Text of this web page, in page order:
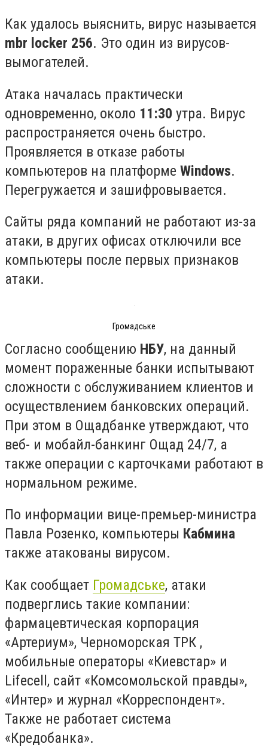
Как удалось выяснить, вирус называется
mbr locker 256. Это один из вирусов-
вымогателей.
Атака началась практически
одновременно, около 11:30 утра. Вирус
распространяется очень быстро.
Проявляется в отказе работы
компьютеров на платформе Windows.
Перегружается и зашифровывается.
Сайты ряда компаний не работают из-за
атаки, в других офисах отключили все
компьютеры после первых признаков
атаки.
Громадське
Согласно сообщению НБУ, на данный
момент пораженные банки испытывают
сложности с обслуживанием клиентов и
осуществлением банковских операций.
При этом в Ощадбанке утверждают, что
веб- и мобайл-банкинг Ощад 24/7, а
также операции с карточками работают в
нормальном режиме.
По информации вице-премьер-министра
Павла Розенко, компьютеры Кабмина
также атакованы вирусом.
Как сообщает Громадське, атаки
подверглись такие компании:
фармацевтическая корпорация
«Артериум», Черноморская ТРК ,
мобильные операторы «Киевстар» и
Lifecell, сайт «Комсомольской правды»,
«Интер» и журнал «Корреспондент».
Также не работает система
«Кредобанка».